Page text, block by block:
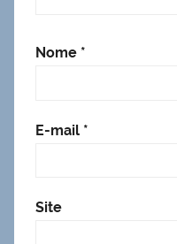
Nome *
E-mail *
Site